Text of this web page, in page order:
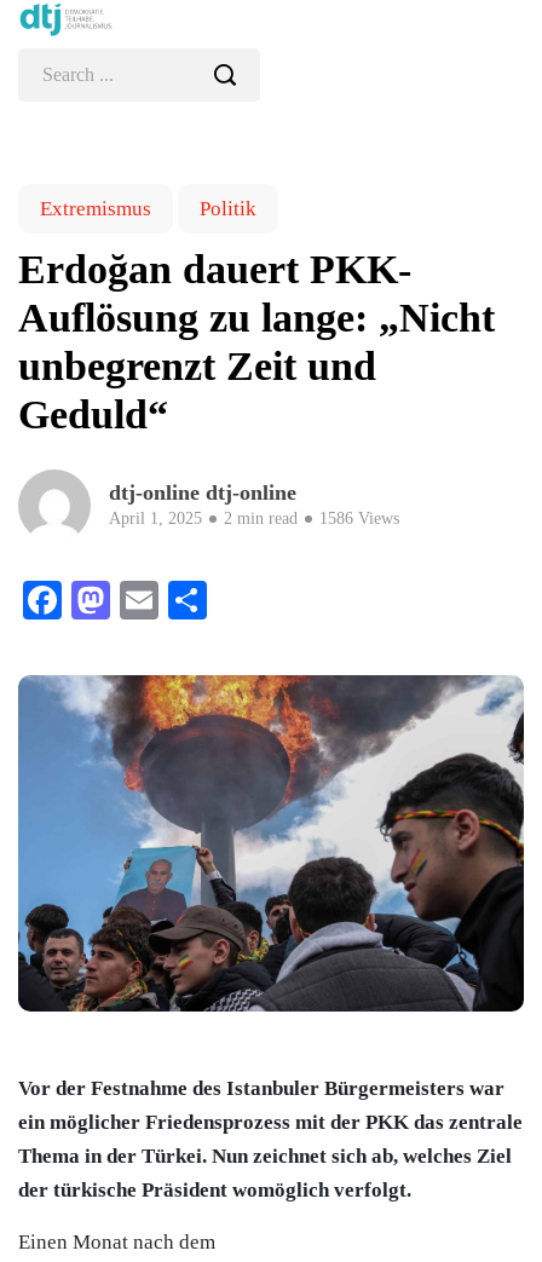
Extremismus Politik
Erdoğan dauert PKK-
Auflösung zu lange: „Nicht
unbegrenzt Zeit und
Geduld“
dtj-online dtj-online
April 1, 2025 2 min read 1586 Views
Facebook
Mastodon
Email
Vor der Festnahme des Istanbuler Bürgermeisters war
ein möglicher Friedensprozess mit der PKK das zentrale
Thema in der Türkei. Nun zeichnet sich ab, welches Ziel
der türkische Präsident womöglich verfolgt.
Einen Monat nach dem